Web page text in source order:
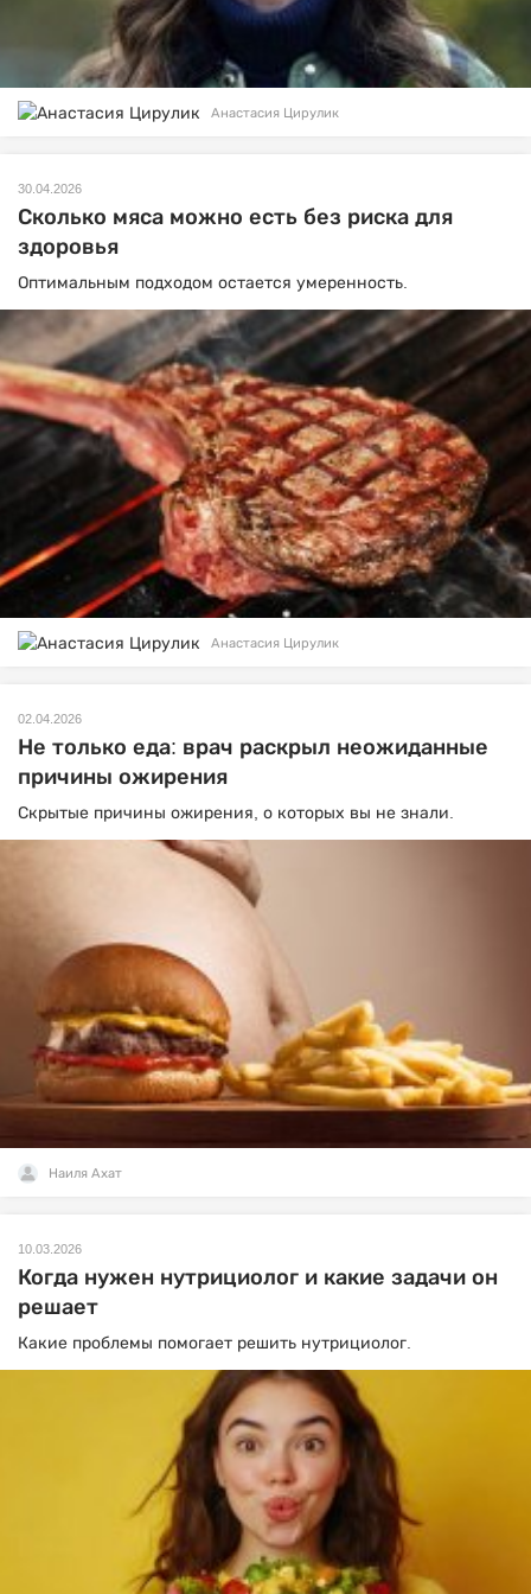
Анастасия Цирулик
30.04.2026
Сколько мяса можно есть без риска для
здоровья
Оптимальным подходом остается умеренность.
Анастасия Цирулик
02.04.2026
Не только еда: врач раскрыл неожиданные
причины ожирения
Скрытые причины ожирения, о которых вы не знали.
Наиля Ахат
10.03.2026
Когда нужен нутрициолог и какие задачи он
решает
Какие проблемы помогает решить нутрициолог.